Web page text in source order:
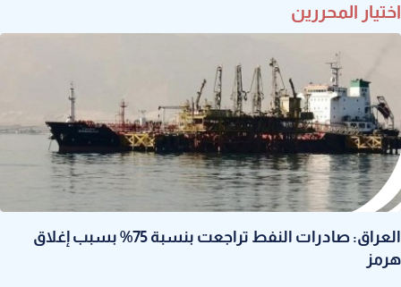
اختيار المحررين
العراق: صادرات النفط تراجعت بنسبة 75% بسبب إغلاق
هرمز